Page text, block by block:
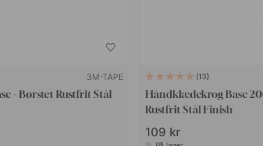
3M-TAPE
- Børstet Rustfrit Stål
13
Håndklædekrog Base
Rustfrit Stål Finish
109 kr